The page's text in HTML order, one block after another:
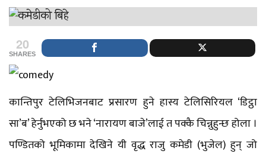
20
SHARES
कान्तिपुर टेलिभिजनबाट प्रसारण हुने हास्य टेलिसिरियल ‘डिट्ठा
सा’ब’ हेर्नुभएको छ भने ‘नारायण बाजे’लाई त पक्कै चिन्नुहुन्छ होला ।
पण्डितको भूमिकामा देखिने यी वृद्ध राजु कमेडी (भुजेल) हुन् जो